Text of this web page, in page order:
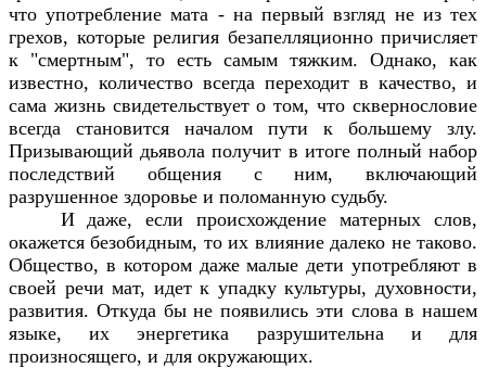
что употребление мата - на первый взгляд не из тех
грехов, которые религия безапелляционно причисляет
к "смертным", то есть самым тяжким. Однако, как
известно, количество всегда переходит в качество, и
сама жизнь свидетельствует о том, что сквернословие
всегда становится началом пути к большему злу.
Призывающий дьявола получит в итоге полный набор
последствий общения с ним, включающий
разрушенное здоровье и поломанную судьбу.
И даже, если происхождение матерных слов,
окажется безобидным, то их влияние далеко не таково.
Общество, в котором даже малые дети употребляют в
своей речи мат, идет к упадку культуры, духовности,
развития. Откуда бы не появились эти слова в нашем
языке, их энергетика разрушительна и для
произносящего, и для окружающих.